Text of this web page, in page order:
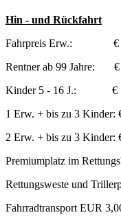
Hin - und Rückfahrt
Fahrpreis Erw.: €
Rentner ab 99 Jahre: €
Kinder 5 - 16 J.: €
1 Erw. + bis zu 3 Kinder:
2 Erw. + bis zu 3 Kinder:
Premiumplatz im
Rettungsweste und
Fahrradtransport EUR